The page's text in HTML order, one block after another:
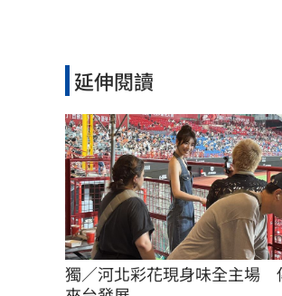
延伸閱讀
獨／河北彩花現身味全主場　